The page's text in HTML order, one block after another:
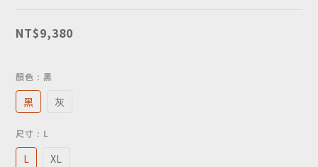
NT$9,380
顏色 : 黑
黑 灰
尺寸 : L
L XL